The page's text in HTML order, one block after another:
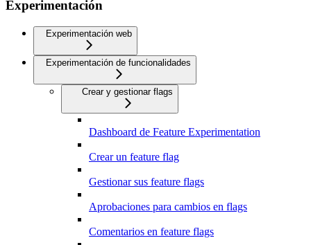
Experimentación
Experimentación web
Experimentación de funcionalidades
Crear y gestionar flags
Dashboard de Feature Experimentation
Crear un feature flag
Gestionar sus feature flags
Aprobaciones para cambios en flags
Comentarios en feature flags